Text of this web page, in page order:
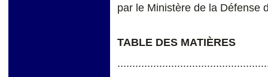
par le Ministère de la Défense
TABLE DES MATIÈRES